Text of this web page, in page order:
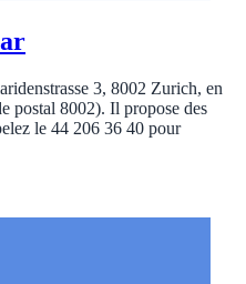
3, 8002 Zurich, en
postal 8002). Il propose des
le 44 206 36 40 pour